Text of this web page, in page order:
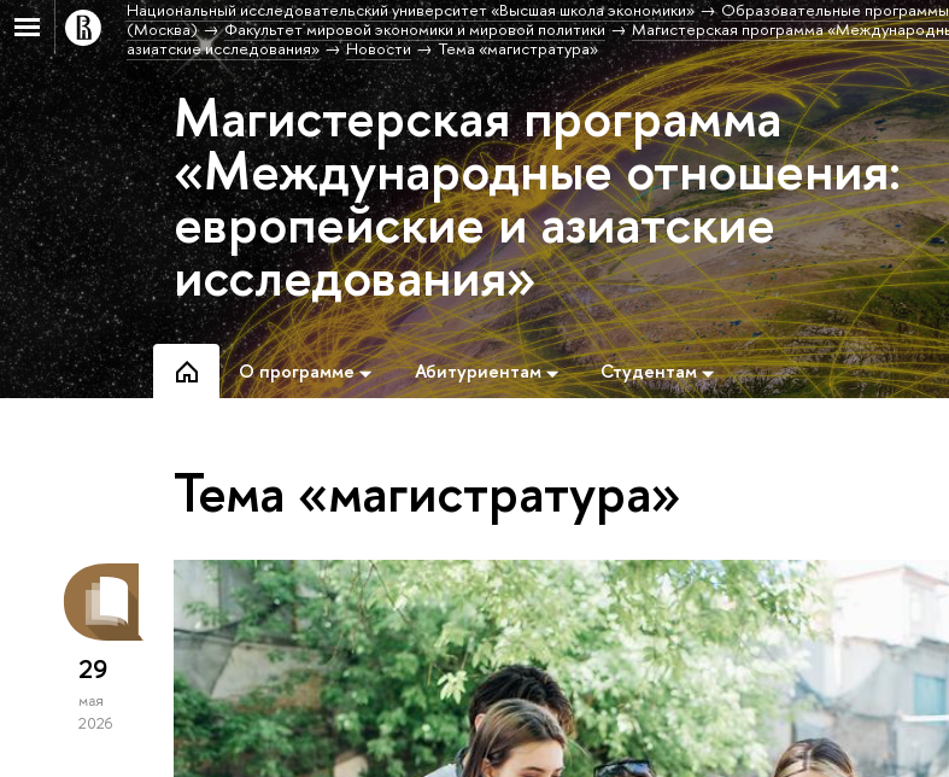
Национальный исследовательский университет «Высшая школа экономики»
Образовательные
(Москва)
Факультет мировой экономики и мировой политики
Магистерская программа
азиатские исследования»
Новости Тема «магистратура»
Магистерская программа
«Международные отношения:
европейские и азиатские
исследования»
О программе Абитуриентам Студентам
Тема «магистратура»
29
мая
2026